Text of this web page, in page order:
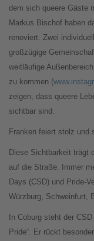
dem sich queere Gäste
Markus Bischof haben
renoviert. Zwei
großzügige
weitläufige
zu kommen (
zeigen, dass queere
sichtbar sind.
Franken feiert stolz und
Diese Sichtbarkeit trägt
auf die Straße. Immer
Days (CSD) und Pride-
Würzburg, Schweinfurt,
In Coburg steht der
Pride“. Er rückt